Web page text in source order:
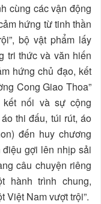
cùng các vận động
hứng từ tinh thần
bộ vật phẩm lấy
tri thức và văn hiến
hứng chủ đạo, kết
Cong Giao Thoa”
nối và sự cộng
thi đấu, túi rút, áo
đến huy chương
gợi lên nhịp sải
câu chuyện riêng
hành trình chung,
Việt Nam vượt trội”.